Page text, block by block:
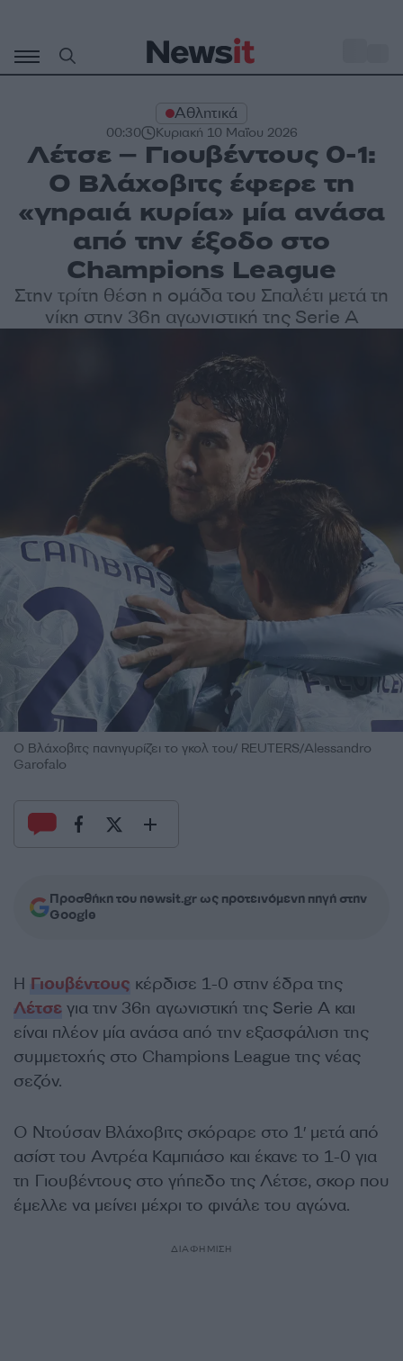
περιεχόμενο
Αθλητικά
00:30 Κυριακή 10 Μαΐου 2026
Λέτσε – Γιουβέντους 0-1:
Ο Βλάχοβιτς έφερε τη
«γηραιά κυρία» μία ανάσα
από την έξοδο στο
Champions League
Στην τρίτη θέση η ομάδα του Σπαλέτι μετά τη
νίκη στην 36η αγωνιστική της Serie A
Ο Βλάχοβιτς πανηγυρίζει το γκολ του/ REUTERS/Alessandro
Garofalo
Προσθήκη του newsit.gr ως προτεινόμενη πηγή στην
Google
Η Γιουβέντους κέρδισε 1-0 στην έδρα της
Λέτσε για την 36η αγωνιστική της Serie A και
είναι πλέον μία ανάσα από την εξασφάλιση της
συμμετοχής στο Champions League της νέας
σεζόν.
Ο Ντούσαν Βλάχοβιτς σκόραρε στο 1′ μετά από
ασίστ του Αντρέα Καμπιάσο και έκανε το 1-0 για
τη Γιουβέντους στο γήπεδο της Λέτσε, σκορ που
έμελλε να μείνει μέχρι το φινάλε του αγώνα.
ΔΙΑΦΗΜΙΣΗ